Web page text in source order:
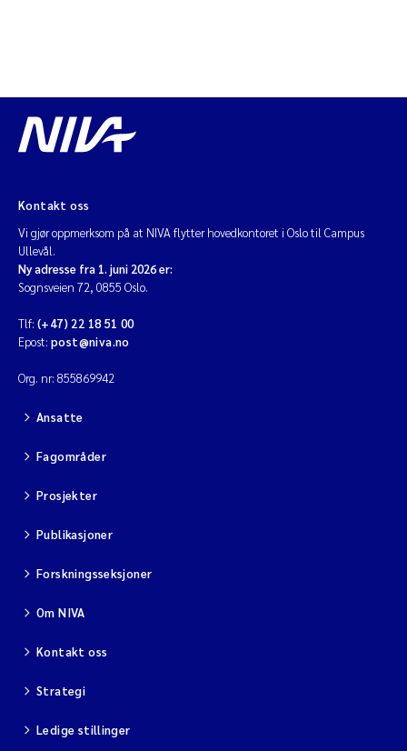
Kontakt oss
Vi gjør oppmerksom på at NIVA flytter hovedkontoret i Oslo til Campus
Ullevål.
Ny adresse fra 1. juni 2026 er:
Sognsveien 72, 0855 Oslo.
Tlf: (+47) 22 18 51 00
Epost: post@niva.no
Org. nr: 855869942
Ansatte
Fagområder
Prosjekter
Publikasjoner
Forskningsseksjoner
Om NIVA
Kontakt oss
Strategi
Ledige stillinger